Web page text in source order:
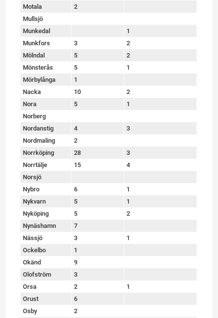
Motala
2
Mullsjö
Munkedal
1
Munkfors
3
2
Mölndal
5
2
Mönsterås
5
1
Mörbylånga
1
Nacka
10
2
Nora
5
1
Norberg
Nordanstig
4
3
Nordmaling
2
Norrköping
28
3
Norrtälje
15
4
Norsjö
Nybro
6
1
Nykvarn
5
1
Nyköping
5
2
Nynäshamn
7
Nässjö
3
1
Ockelbo
1
Okänd
9
Olofström
3
Orsa
2
1
Orust
6
Osby
2